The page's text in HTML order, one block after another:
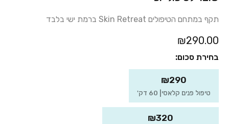
תקף במתחם הטיפולים Skin Retreat ברמת ישי בלבד
₪290.00
בחירת סכום:
₪290
טיפול פנים קלאסי| 60 דק'
₪320